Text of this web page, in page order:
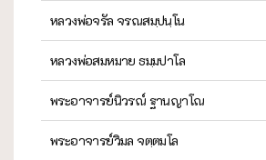
หลวงพ่อจรัล จรณสมฺปนฺโน
หลวงพ่อสมหมาย ธมฺมปาโล
พระอาจารย์นิวรณ์ ฐานญาโณ
พระอาจารย์วิมล จตฺตมโล